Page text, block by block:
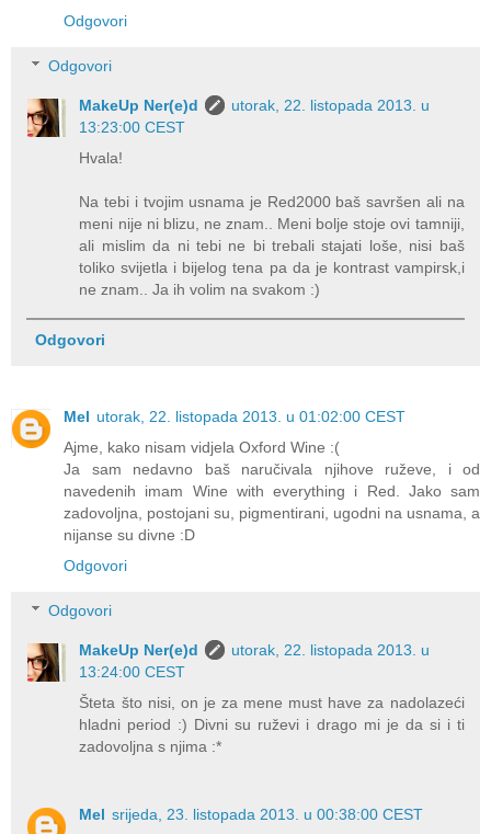
Odgovori
Odgovori
MakeUp Ner(e)d
utorak, 22. listopada 2013. u
13:23:00 CEST
Hvala!
Na tebi i tvojim usnama je Red2000 baš savršen ali na
meni nije ni blizu, ne znam.. Meni bolje stoje ovi tamniji,
ali mislim da ni tebi ne bi trebali stajati loše, nisi baš
toliko svijetla i bijelog tena pa da je kontrast vampirsk,i
ne znam.. Ja ih volim na svakom :)
Odgovori
Mel utorak, 22. listopada 2013. u 01:02:00 CEST
Ajme, kako nisam vidjela Oxford Wine :(
Ja sam nedavno baš naručivala njihove ruževe, i od
navedenih imam Wine with everything i Red. Jako sam
zadovoljna, postojani su, pigmentirani, ugodni na usnama, a
nijanse su divne :D
Odgovori
Odgovori
MakeUp Ner(e)d
utorak, 22. listopada 2013. u
13:24:00 CEST
Šteta što nisi, on je za mene must have za nadolazeći
hladni period :) Divni su ruževi i drago mi je da si i ti
zadovoljna s njima :*
Mel srijeda, 23. listopada 2013. u 00:38:00 CEST